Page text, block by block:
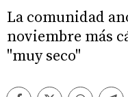
La comunidad
noviembre más
"muy seco"